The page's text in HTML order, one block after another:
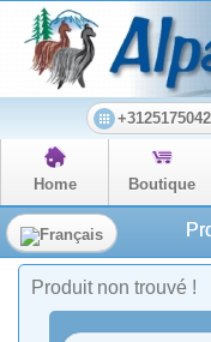
Home Boutique
Produit non trouvé !